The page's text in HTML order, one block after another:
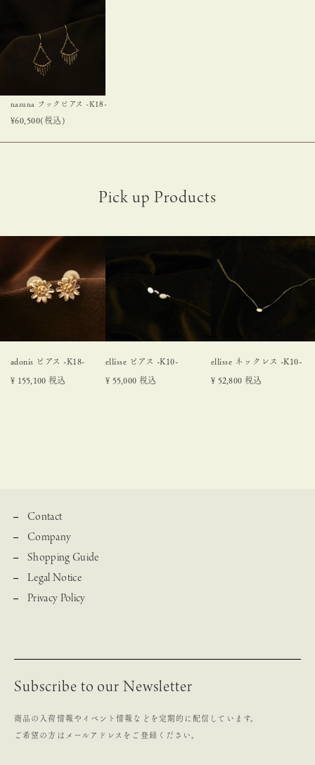
nazuna フックピアス -K18-
¥60,500(税込)
adonis ピアス -K18-
¥ 155,100 税込
ellisse ピアス -K10-
¥ 55,000 税込
ellisse ネックレス -K10-
¥ 52,800 税込
Subscribe to our Newsletter
商品の入荷情報やイベント情報などを定期的に配信しています。
ご希望の方はメールアドレスをご登録ください。
Contact
Company
Shopping Guide
Legal Notice
Privacy Policy